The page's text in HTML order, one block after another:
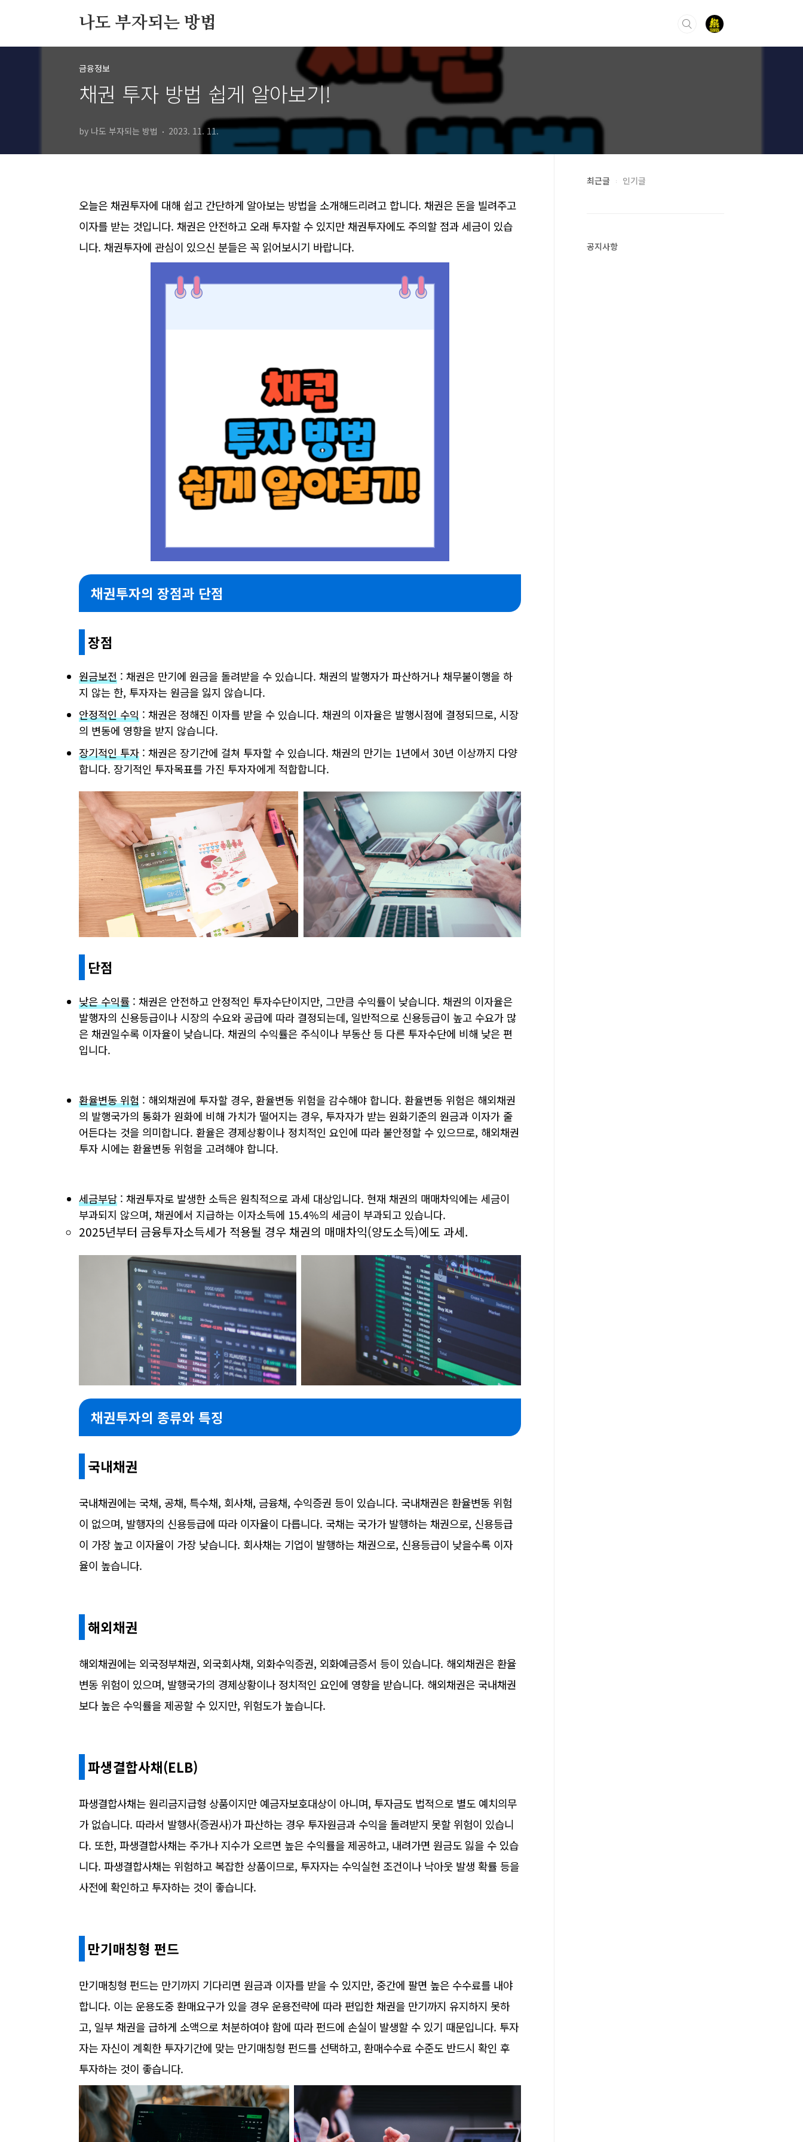
나도 부자되는 방법
금융정보
채권 투자 방법 쉽게 알아보기!
by 나도 부자되는 방법 2023. 11. 11.
오늘은 채권투자에 대해 쉽고 간단하게 알아보는 방법을 소개해드리려고 합니다. 채권은 돈을 빌려주고
이자를 받는 것입니다. 채권은 안전하고 오래 투자할 수 있지만 채권투자에도 주의할 점과 세금이 있습
니다. 채권투자에 관심이 있으신 분들은 꼭 읽어보시기 바랍니다.
채권투자의 장점과 단점
장점
원금보전 : 채권은 만기에 원금을 돌려받을 수 있습니다. 채권의 발행자가 파산하거나 채무불이행을 하
지 않는 한, 투자자는 원금을 잃지 않습니다.
안정적인 수익 : 채권은 정해진 이자를 받을 수 있습니다. 채권의 이자율은 발행시점에 결정되므로, 시장
의 변동에 영향을 받지 않습니다.
장기적인 투자 : 채권은 장기간에 걸쳐 투자할 수 있습니다. 채권의 만기는 1년에서 30년 이상까지 다양
합니다. 장기적인 투자목표를 가진 투자자에게 적합합니다.
단점
낮은 수익률 : 채권은 안전하고 안정적인 투자수단이지만, 그만큼 수익률이 낮습니다. 채권의 이자율은
발행자의 신용등급이나 시장의 수요와 공급에 따라 결정되는데, 일반적으로 신용등급이 높고 수요가 많
은 채권일수록 이자율이 낮습니다. 채권의 수익률은 주식이나 부동산 등 다른 투자수단에 비해 낮은 편
입니다.
환율변동 위험 : 해외채권에 투자할 경우, 환율변동 위험을 감수해야 합니다. 환율변동 위험은 해외채권
의 발행국가의 통화가 원화에 비해 가치가 떨어지는 경우, 투자자가 받는 원화기준의 원금과 이자가 줄
어든다는 것을 의미합니다. 환율은 경제상황이나 정치적인 요인에 따라 불안정할 수 있으므로, 해외채권
투자 시에는 환율변동 위험을 고려해야 합니다.
세금부담 : 채권투자로 발생한 소득은 원칙적으로 과세 대상입니다. 현재 채권의 매매차익에는 세금이
부과되지 않으며, 채권에서 지급하는 이자소득에 15.4%의 세금이 부과되고 있습니다.
2025년부터 금융투자소득세가 적용될 경우 채권의 매매차익(양도소득)에도 과세.
채권투자의 종류와 특징
국내채권
국내채권에는 국채, 공채, 특수채, 회사채, 금융채, 수익증권 등이 있습니다. 국내채권은 환율변동 위험
이 없으며, 발행자의 신용등급에 따라 이자율이 다릅니다. 국채는 국가가 발행하는 채권으로, 신용등급
이 가장 높고 이자율이 가장 낮습니다. 회사채는 기업이 발행하는 채권으로, 신용등급이 낮을수록 이자
율이 높습니다.
해외채권
해외채권에는 외국정부채권, 외국회사채, 외화수익증권, 외화예금증서 등이 있습니다. 해외채권은 환율
변동 위험이 있으며, 발행국가의 경제상황이나 정치적인 요인에 영향을 받습니다. 해외채권은 국내채권
보다 높은 수익률을 제공할 수 있지만, 위험도가 높습니다.
파생결합사채(ELB)
파생결합사채는 원리금지급형 상품이지만 예금자보호대상이 아니며, 투자금도 법적으로 별도 예치의무
가 없습니다. 따라서 발행사(증권사)가 파산하는 경우 투자원금과 수익을 돌려받지 못할 위험이 있습니
다. 또한, 파생결합사채는 주가나 지수가 오르면 높은 수익률을 제공하고, 내려가면 원금도 잃을 수 있습
니다. 파생결합사채는 위험하고 복잡한 상품이므로, 투자자는 수익실현 조건이나 낙아웃 발생 확률 등을
사전에 확인하고 투자하는 것이 좋습니다.
만기매칭형 펀드
만기매칭형 펀드는 만기까지 기다리면 원금과 이자를 받을 수 있지만, 중간에 팔면 높은 수수료를 내야
합니다. 이는 운용도중 환매요구가 있을 경우 운용전략에 따라 편입한 채권을 만기까지 유지하지 못하
고, 일부 채권을 급하게 소액으로 처분하여야 함에 따라 펀드에 손실이 발생할 수 있기 때문입니다. 투자
자는 자신이 계획한 투자기간에 맞는 만기매칭형 펀드를 선택하고, 환매수수료 수준도 반드시 확인 후
투자하는 것이 좋습니다.
최근글 인기글
공지사항